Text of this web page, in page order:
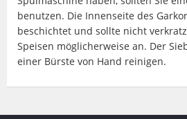
benutzen. Die Innenseite des
beschichtet und sollte nicht
Speisen möglicherweise an. Der
einer Bürste von Hand reinigen.